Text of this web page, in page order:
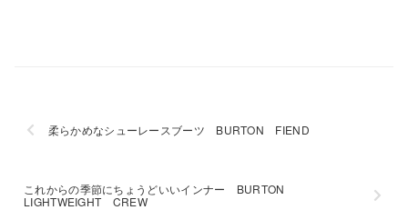
柔らかめなシューレースブーツ BURTON FIEND
これからの季節にちょうどいいインナー BURTON
LIGHTWEIGHT CREW